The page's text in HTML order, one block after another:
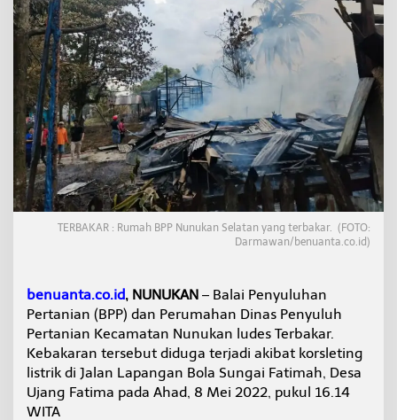
r
a
n
,
K
a
d
e
s
I
n
i
M
i
P
o
s
D
a
m
k
TERBAKAR : Rumah BPP Nunukan Selatan yang terbakar. (FOTO:
Darmawan/benuanta.co.id)
benuanta.co.id, NUNUKAN – Balai Penyuluhan
Pertanian (BPP) dan Perumahan Dinas Penyuluh
Pertanian Kecamatan Nunukan ludes Terbakar.
Kebakaran tersebut diduga terjadi akibat korsleting
listrik di Jalan Lapangan Bola Sungai Fatimah, Desa
Ujang Fatima pada Ahad, 8 Mei 2022, pukul 16.14
WITA